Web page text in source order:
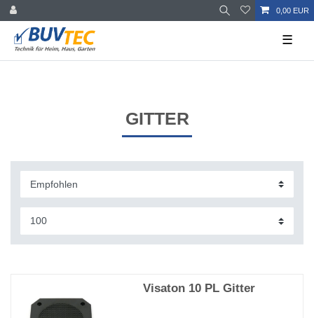
0,00 EUR
☰
GITTER
Visaton 10 PL Gitter